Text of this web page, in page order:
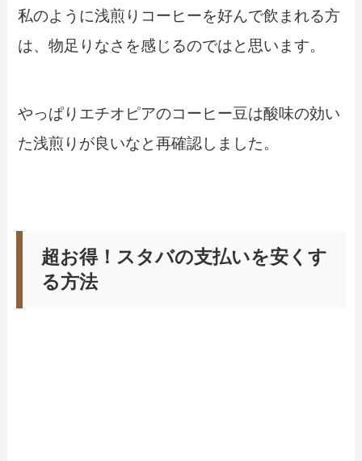
私のように浅煎りコーヒーを好んで飲まれる方
は、物足りなさを感じるのではと思います。
やっぱりエチオピアのコーヒー豆は酸味の効い
た浅煎りが良いなと再確認しました。
超お得！スタバの支払いを安くす
る方法